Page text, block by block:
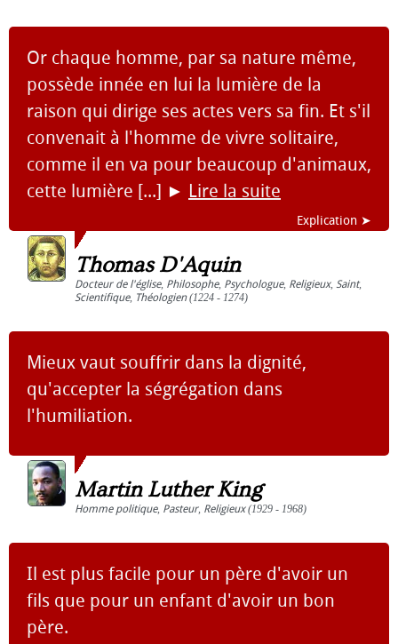
Or chaque homme, par sa nature même,
possède innée en lui la lumière de la
raison qui dirige ses actes vers sa fin. Et s'il
convenait à l'homme de vivre solitaire,
comme il en va pour beaucoup d'animaux,
cette lumière [...] ► Lire la suite
Explication ➤
Thomas D'Aquin
Docteur de l'église, Philosophe, Psychologue, Religieux, Saint,
Scientifique, Théologien(1224 - 1274)
Mieux vaut souffrir dans la dignité,
qu'accepter la ségrégation dans
l'humiliation.
Martin Luther King
Homme politique, Pasteur, Religieux(1929 - 1968)
Il est plus facile pour un père d'avoir un
fils que pour un enfant d'avoir un bon
père.